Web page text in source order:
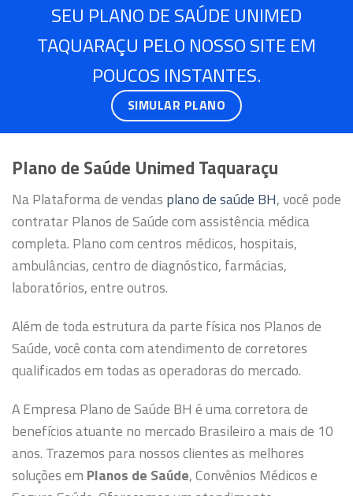
SEU PLANO DE SAÚDE UNIMED
TAQUARAÇU PELO NOSSO SITE EM
POUCOS INSTANTES.
SIMULAR PLANO
Plano de Saúde Unimed Taquaraçu
Na Plataforma de vendas plano de saúde BH, você pode
contratar Planos de Saúde com assistência médica
completa. Plano com centros médicos, hospitais,
ambulâncias, centro de diagnóstico, farmácias,
laboratórios, entre outros.
Além de toda estrutura da parte física nos Planos de
Saúde, você conta com atendimento de corretores
qualificados em todas as operadoras do mercado.
A Empresa Plano de Saúde BH é uma corretora de
benefícios atuante no mercado Brasileiro a mais de 10
anos. Trazemos para nossos clientes as melhores
soluções em Planos de Saúde, Convênios Médicos e